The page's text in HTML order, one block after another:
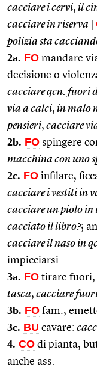
cacciare i cervi, il
cacciare in riserva
polizia sta
2a. FO mandare
decisione o
cacciare qcn. fuori
via a calci, in malo
pensieri, cacciare
2b. FO spingere
macchina con uno
2c. FO infilare,
cacciare i vestiti in
cacciare un piolo in
cacciato il libro?;
cacciare il naso in
impicciarsi
3a. FO tirare fuori,
tasca, cacciare
3b. FO fam.,
3c. BU cavare:
4. CO di pianta,
anche ass.